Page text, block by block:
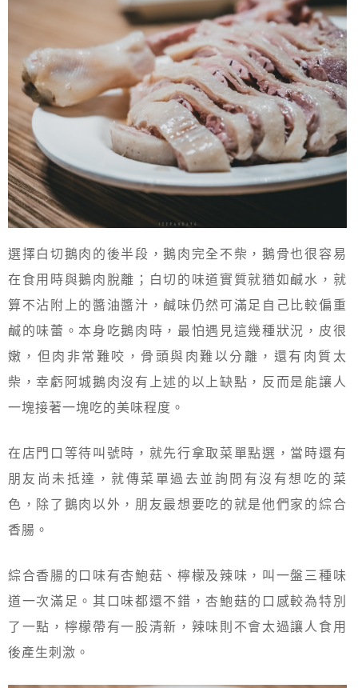
選擇白切鵝肉的後半段，鵝肉完全不柴，鵝骨也很容易
在食用時與鵝肉脫離；白切的味道實質就猶如鹹水，就
算不沾附上的醬油醬汁，鹹味仍然可滿足自己比較偏重
鹹的味蕾。本身吃鵝肉時，最怕遇見這幾種狀況，皮很
嫩，但肉非常難咬，骨頭與肉難以分離，還有肉質太
柴，幸虧阿城鵝肉沒有上述的以上缺點，反而是能讓人
一塊接著一塊吃的美味程度。
在店門口等待叫號時，就先行拿取菜單點選，當時還有
朋友尚未抵達，就傳菜單過去並詢問有沒有想吃的菜
色，除了鵝肉以外，朋友最想要吃的就是他們家的綜合
香腸。
綜合香腸的口味有杏鮑菇、檸檬及辣味，叫一盤三種味
道一次滿足。其口味都還不錯，杏鮑菇的口感較為特別
了一點，檸檬帶有一股清新，辣味則不會太過讓人食用
後產生刺激。